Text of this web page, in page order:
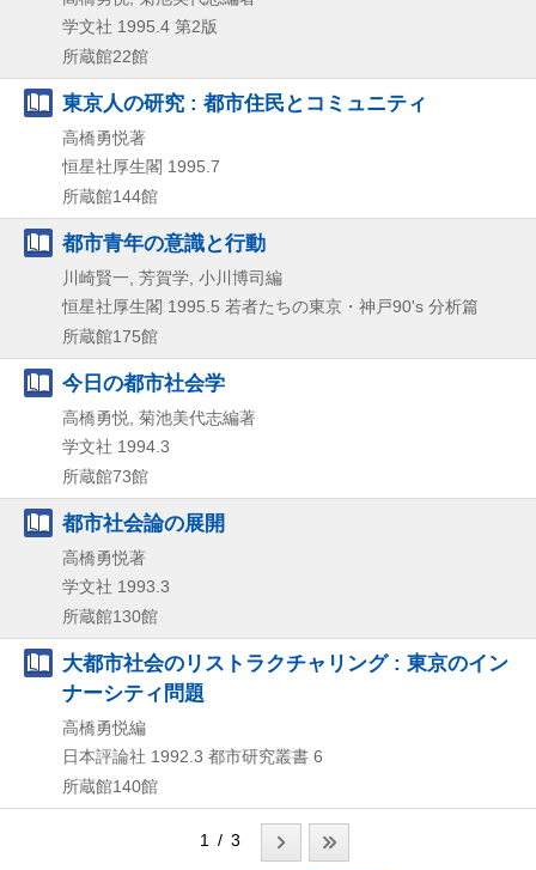
学文社 1995.4 第2版
所蔵館22館
東京人の研究 : 都市住民とコミュニティ
高橋勇悦著
恒星社厚生閣 1995.7
所蔵館144館
都市青年の意識と行動
川崎賢一, 芳賀学, 小川博司編
恒星社厚生閣 1995.5 若者たちの東京・神戸90's 分析篇
所蔵館175館
今日の都市社会学
高橋勇悦, 菊池美代志編著
学文社 1994.3
所蔵館73館
都市社会論の展開
高橋勇悦著
学文社 1993.3
所蔵館130館
大都市社会のリストラクチャリング : 東京のイン
ナーシティ問題
高橋勇悦編
日本評論社 1992.3 都市研究叢書 6
所蔵館140館
1 / 3